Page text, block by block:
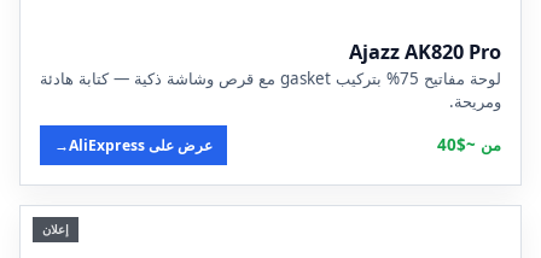
Ajazz AK820 Pro
لوحة مفاتيح 75% بتركيب gasket مع قرص وشاشة ذكية — كتابة هادئة
ومريحة.
من ~$40
عرض على AliExpress →
إعلان